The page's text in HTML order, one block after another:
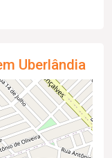
Uberlândia